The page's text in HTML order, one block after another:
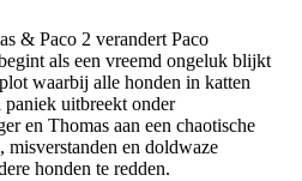
& Paco 2 verandert Paco
als een vreemd ongeluk blijkt
waarbij alle honden in katten
uitbreekt onder
en Thomas aan een chaotische
en doldwaze
honden te redden.